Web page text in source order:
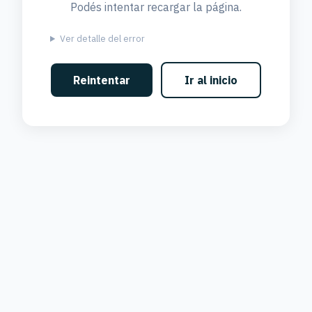
Podés intentar recargar la página.
Ver detalle del error
Reintentar Ir al inicio